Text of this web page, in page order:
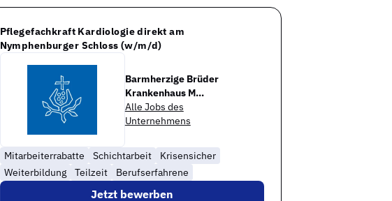
Pflegefachkraft Kardiologie direkt am
Nymphenburger Schloss (w/m/d)
Barmherzige Brüder
Krankenhaus M...
Alle Jobs des
Unternehmens
Mitarbeiterrabatte Schichtarbeit
Krisensicher
Weiterbildung
Teilzeit Berufserfahrene
Jetzt bewerben